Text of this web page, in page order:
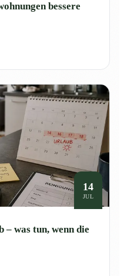
bessere
14
JUL
was tun, wenn die